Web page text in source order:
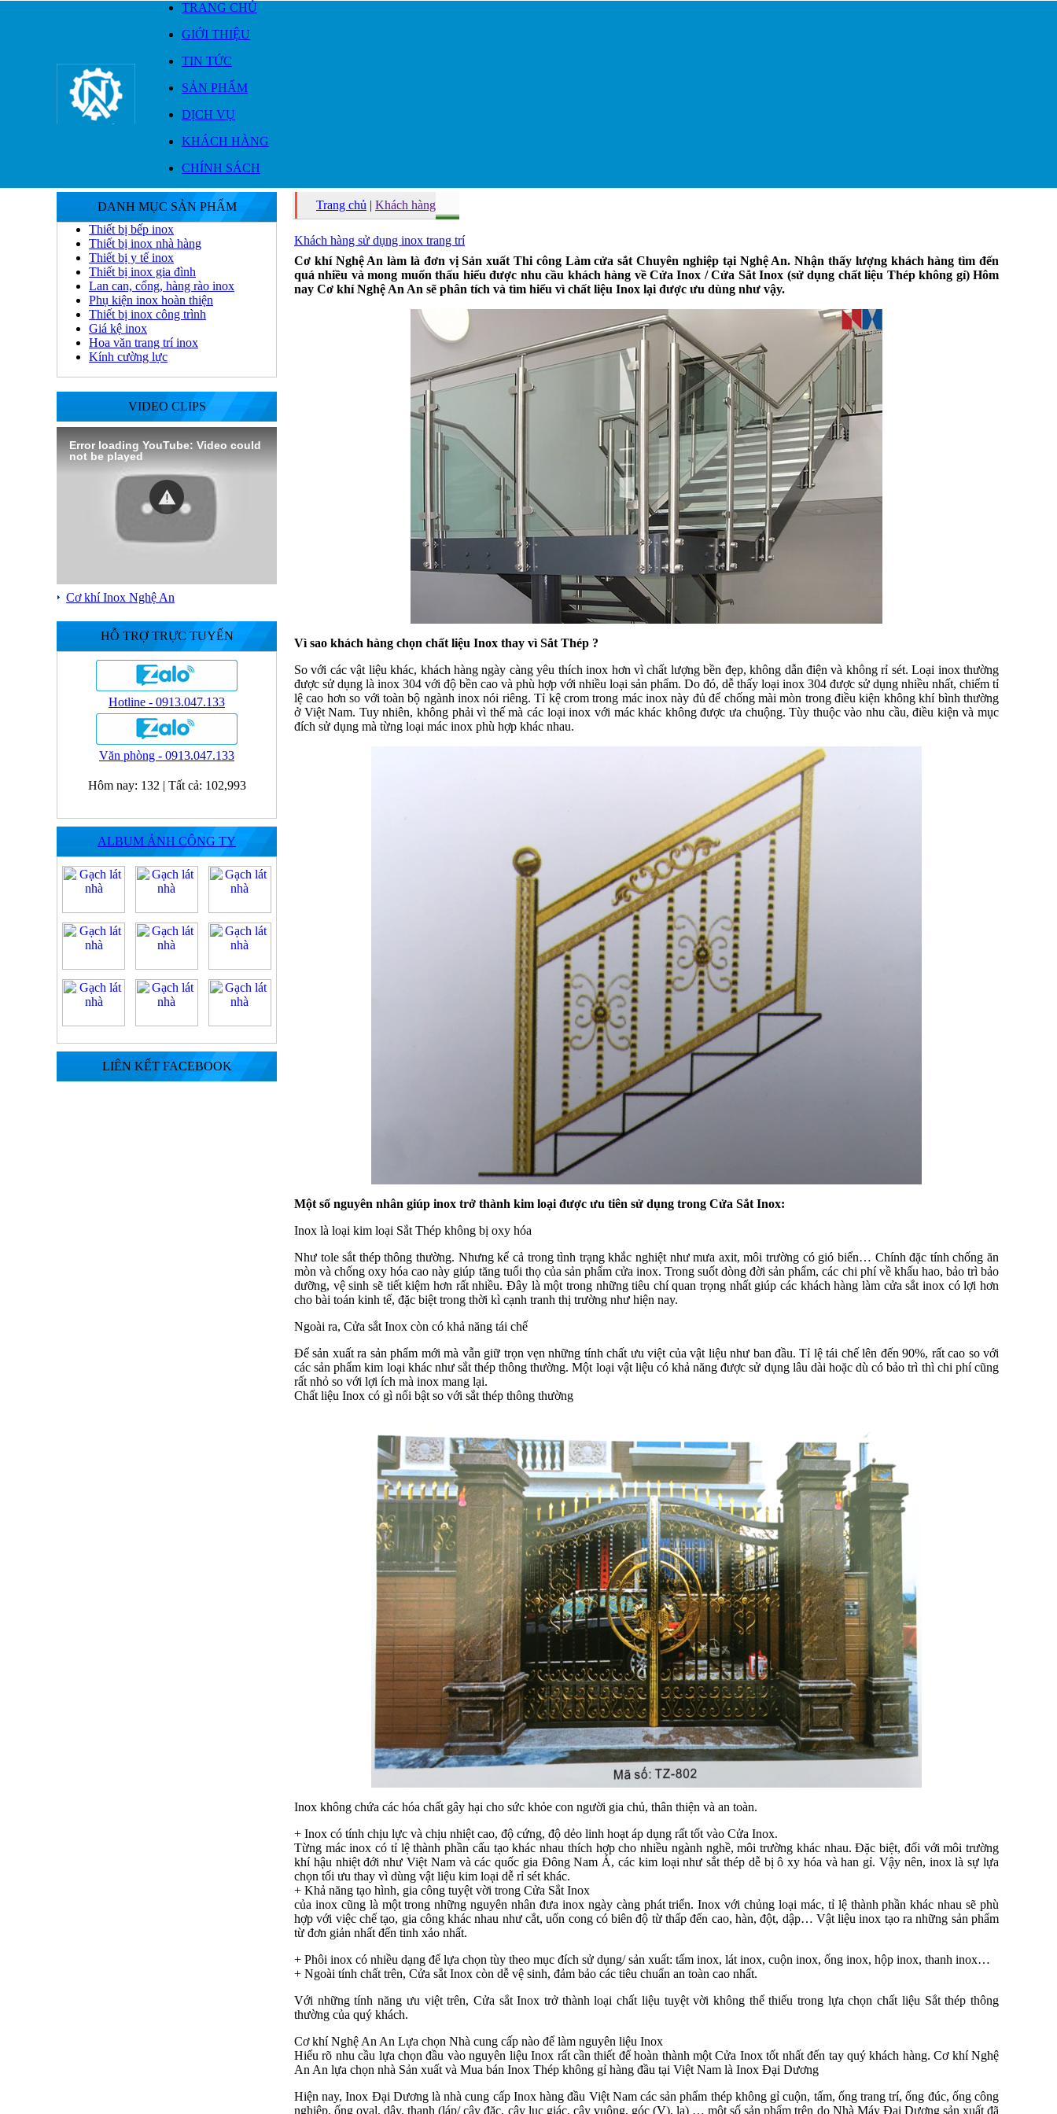
TRANG CHỦ
GIỚI THIỆU
TIN TỨC
SẢN PHẨM
DỊCH VỤ
KHÁCH HÀNG
CHÍNH SÁCH
DANH MỤC SẢN PHẨM
Thiết bị bếp inox
Thiết bị inox nhà hàng
Thiết bị y tế inox
Thiết bị inox gia đình
Lan can, cổng, hàng rào inox
Phụ kiện inox hoàn thiện
Thiết bị inox công trình
Giá kệ inox
Hoa văn trang trí inox
Kính cường lực
VIDEO CLIPS
Error loading YouTube: Video could
not be played
Cơ khí Inox Nghệ An
HỖ TRỢ TRỰC TUYẾN
Hotline - 0913.047.133
Văn phòng - 0913.047.133
Hôm nay: 132 | Tất cả: 102,993
ALBUM ẢNH CÔNG TY
LIÊN KẾT FACEBOOK
Trang chủ | Khách hàng
Khách hàng sử dụng inox trang trí
Cơ khí Nghệ An làm là đơn vị Sản xuất Thi công Làm cửa sắt Chuyên nghiệp tại Nghệ An. Nhận thấy lượng khách hàng tìm đến
quá nhiều và mong muốn thấu hiểu được nhu cầu khách hàng về Cửa Inox / Cửa Sắt Inox (sử dụng chất liệu Thép không gỉ) Hôm
nay Cơ khí Nghệ An An sẽ phân tích và tìm hiểu vì chất liệu Inox lại được ưu dùng như vậy.
Vì sao khách hàng chọn chất liệu Inox thay vì Sắt Thép ?
So với các vật liệu khác, khách hàng ngày càng yêu thích inox hơn vì chất lượng bền đẹp, không dẫn điện và không rỉ sét. Loại inox thường
được sử dụng là inox 304 với độ bền cao và phù hợp với nhiều loại sản phẩm. Do đó, dễ thấy loại inox 304 được sử dụng nhiều nhất, chiếm tỉ
lệ cao hơn so với toàn bộ ngành inox nói riêng. Tỉ kệ crom trong mác inox này đủ để chống mài mòn trong điều kiện không khí bình thường
ở Việt Nam. Tuy nhiên, không phải vì thế mà các loại inox với mác khác không được ưa chuộng. Tùy thuộc vào nhu cầu, điều kiện và mục
đích sử dụng mà từng loại mác inox phù hợp khác nhau.
Một số nguyên nhân giúp inox trở thành kim loại được ưu tiên sử dụng trong Cửa Sắt Inox:
Inox là loại kim loại Sắt Thép không bị oxy hóa
Như tole sắt thép thông thường. Nhưng kể cả trong tình trạng khắc nghiệt như mưa axit, môi trường có gió biển… Chính đặc tính chống ăn
mòn và chống oxy hóa cao này giúp tăng tuổi thọ của sản phẩm cửa inox. Trong suốt dòng đời sản phẩm, các chi phí về khấu hao, bảo trì bảo
dưỡng, vệ sinh sẽ tiết kiệm hơn rất nhiều. Đây là một trong những tiêu chí quan trọng nhất giúp các khách hàng làm cửa sắt inox có lợi hơn
cho bài toán kinh tế, đặc biệt trong thời kì cạnh tranh thị trường như hiện nay.
Ngoài ra, Cửa sắt Inox còn có khả năng tái chế
Để sản xuất ra sản phẩm mới mà vẫn giữ trọn vẹn những tính chất ưu việt của vật liệu như ban đầu. Tỉ lệ tái chế lên đến 90%, rất cao so với
các sản phẩm kim loại khác như sắt thép thông thường. Một loại vật liệu có khả năng được sử dụng lâu dài hoặc dù có bảo trì thì chi phí cũng
rất nhỏ so với lợi ích mà inox mang lại.
Chất liệu Inox có gì nổi bật so với sắt thép thông thường
Inox không chứa các hóa chất gây hại cho sức khỏe con người gia chủ, thân thiện và an toàn.
+ Inox có tính chịu lực và chịu nhiệt cao, độ cứng, độ dẻo linh hoạt áp dụng rất tốt vào Cửa Inox.
Từng mác inox có tỉ lệ thành phần cấu tạo khác nhau thích hợp cho nhiều ngành nghề, môi trường khác nhau. Đặc biệt, đối với môi trường
khí hậu nhiệt đới như Việt Nam và các quốc gia Đông Nam Á, các kim loại như sắt thép dễ bị ô xy hóa và han gỉ. Vậy nên, inox là sự lựa
chọn tối ưu thay vì dùng vật liệu kim loại dễ rỉ sét khác.
+ Khả năng tạo hình, gia công tuyệt vời trong Cửa Sắt Inox
của inox cũng là một trong những nguyên nhân đưa inox ngày càng phát triển. Inox với chủng loại mác, tỉ lệ thành phần khác nhau sẽ phù
hợp với việc chế tạo, gia công khác nhau như cắt, uốn cong có biên độ từ thấp đến cao, hàn, đột, dập… Vật liệu inox tạo ra những sản phẩm
từ đơn giản nhất đến tinh xảo nhất.
+ Phôi inox có nhiều dạng để lựa chọn tùy theo mục đích sử dụng/ sản xuất: tấm inox, lát inox, cuộn inox, ống inox, hộp inox, thanh inox…
+ Ngoài tính chất trên, Cửa sắt Inox còn dễ vệ sinh, đảm bảo các tiêu chuẩn an toàn cao nhất.
Với những tính năng ưu việt trên, Cửa sắt Inox trở thành loại chất liệu tuyệt vời không thể thiếu trong lựa chọn chất liệu Sắt thép thông
thường của quý khách.
Cơ khí Nghệ An An Lựa chọn Nhà cung cấp nào để làm nguyên liệu Inox
Hiểu rõ nhu cầu lựa chọn đầu vào nguyên liệu Inox rất cần thiết để hoàn thành một Cửa Inox tốt nhất đến tay quý khách hàng. Cơ khí Nghệ
An An lựa chọn nhà Sản xuất và Mua bán Inox Thép không gỉ hàng đầu tại Việt Nam là Inox Đại Dương
Hiện nay, Inox Đại Dương là nhà cung cấp Inox hàng đầu Việt Nam các sản phẩm thép không gỉ cuộn, tấm, ống trang trí, ống đúc, ống công
nghiệp, ống oval, dây, thanh (láp/ cây đặc, cây lục giác, cây vuông, góc (V), la) … một số sản phẩm trên do Nhà Máy Đại Dương sản xuất đã